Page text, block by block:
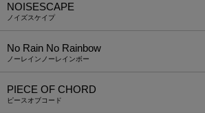
NOISESCAPE
ノイズスケイプ
No Rain No Rainbow
ノーレインノーレインボー
PIECE OF CHORD
ピースオブコード